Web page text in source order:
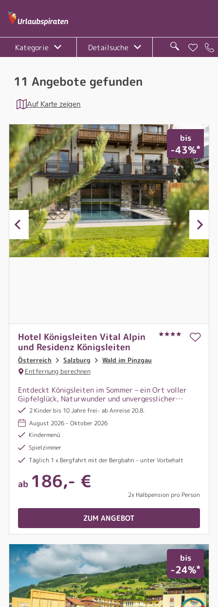
Kategorie Detailsuche
11 Angebote gefunden
Auf Karte zeigen
bis
-43%*
Hotel Königsleiten Vital Alpin
und Residenz Königsleiten
Österreich Salzburg
Wald im Pinzgau
Entfernung berechnen
Entdeckt Königsleiten im Sommer – ein Ort voller
Gipfelglück, Naturwunder und unvergesslicher
Momente, der alles bietet, wonach das Herz das
ganze Jahr über sucht.
2 Kinder bis 10 Jahre frei- ab Anreise 20.8.
August 2026 - Oktober 2026
Kindermenü
Spielzimmer
Täglich 1 x Bergfahrt mit der Bergbahn - unter Vorbehalt
ab 186,- €
2x Halbpension pro Person
ZUM ANGEBOT
bis
-24%*